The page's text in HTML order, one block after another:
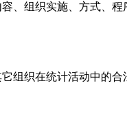
、组织实施、方式、
组织在统计活动中的合